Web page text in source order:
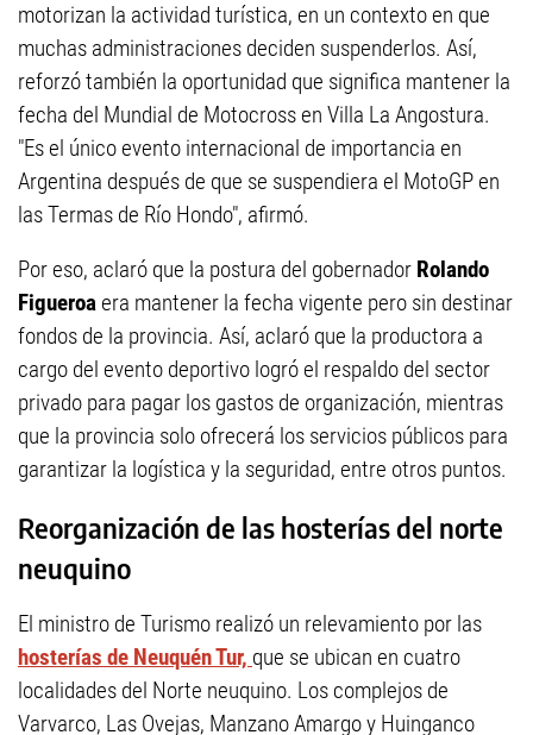
motorizan la actividad turística, en un contexto en que
muchas administraciones deciden suspenderlos. Así,
reforzó también la oportunidad que significa mantener la
fecha del Mundial de Motocross en Villa La Angostura.
"Es el único evento internacional de importancia en
Argentina después de que se suspendiera el MotoGP en
las Termas de Río Hondo", afirmó.
Por eso, aclaró que la postura del gobernador Rolando
Figueroaera mantener la fecha vigente pero sin destinar
fondos de la provincia. Así, aclaró que la productora a
cargo del evento deportivo logró el respaldo del sector
privado para pagar los gastos de organización, mientras
que la provincia solo ofrecerá los servicios públicos para
garantizar la logística y la seguridad, entre otros puntos.
Reorganización de las hosterías del norte
neuquino
El ministro de Turismo realizó un relevamiento por las
hosterías de Neuquén Tur, que se ubican en cuatro
localidades del Norte neuquino. Los complejos de
Varvarco, Las Ovejas, Manzano Amargo y Huinganco